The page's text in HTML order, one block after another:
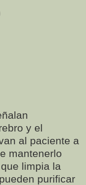
y el
al paciente a
mantenerlo
limpia la
purificar